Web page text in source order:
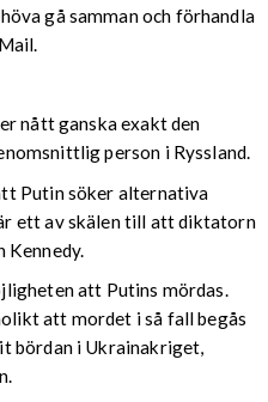
gå samman och förhandla
nått ganska exakt den
person i Ryssland.
Putin söker alternativa
ett av skälen till att diktatorn
Kennedy.
att Putins mördas.
att mordet i så fall begås
bördan i Ukrainakriget,